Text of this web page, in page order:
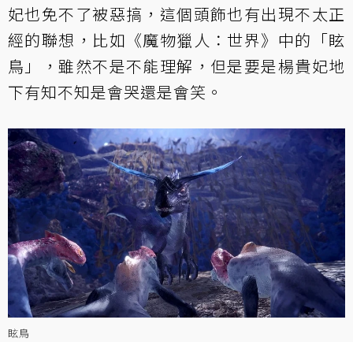
妃也免不了被惡搞，這個頭飾也有出現不太正
經的聯想，比如《魔物獵人：世界》中的「眩
鳥」，雖然不是不能理解，但是要是楊貴妃地
下有知不知是會哭還是會笑。
眩鳥